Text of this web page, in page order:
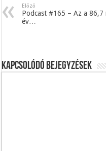
Előző
Podcast #165 – Az a 86,7
év…
Kapcsolódó bejegyzések